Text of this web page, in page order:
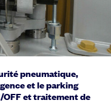
pneumatique,
et le parking
et traitement de